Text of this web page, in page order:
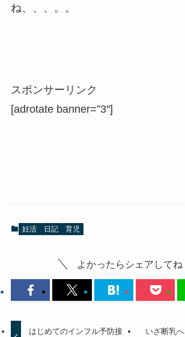
ね、、、。。
スポンサーリンク
[adrotate banner=”3″]
妊活 日記 育児
よかったらシェアしてね
はじめてのインフル予防接
いざ断乳